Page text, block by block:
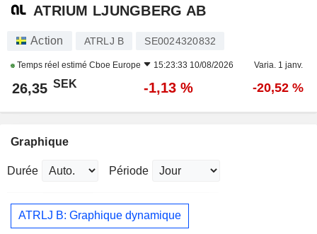
ATRIUM LJUNGBERG AB
Action ATRLJ B SE0024320832
Temps réel estimé Cboe Europe 15:23:33 10/08/2026 Varia. 1 janv.
26,35 SEK -1,13 % -20,52 %
Graphique
Durée Période
ATRLJ B: Graphique dynamique